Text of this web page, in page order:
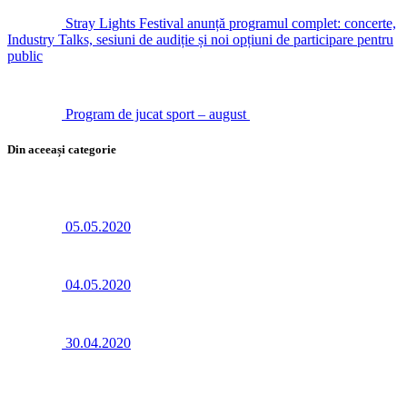
Stray Lights Festival anunță programul complet: concerte,
Industry Talks, sesiuni de audiție și noi opțiuni de participare pentru
public
Program de jucat sport – august
Din aceeași categorie
05.05.2020
04.05.2020
30.04.2020